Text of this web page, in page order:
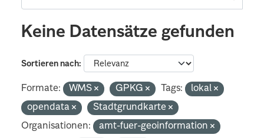
Keine Datensätze gefunden
Sortieren nach
Formate: WMS GPKG Tags:
lokal
opendata
Stadtgrundkarte
Organisationen:
amt-fuer-geoinformation